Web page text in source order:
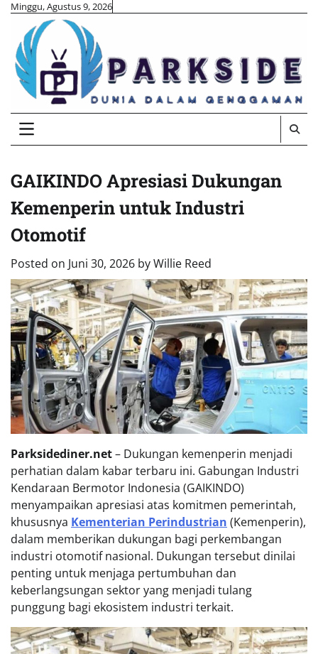
Skip
content
Minggu, Agustus 9, 2026
GAIKINDO Apresiasi Dukungan
Kemenperin untuk Industri
Otomotif
Posted on Juni 30, 2026 byWillie Reed
Parksidediner.net– Dukungan kemenperin menjadi
perhatian dalam kabar terbaru ini. Gabungan Industri
Kendaraan Bermotor Indonesia (GAIKINDO)
menyampaikan apresiasi atas komitmen pemerintah,
khususnya Kementerian Perindustrian (Kemenperin),
dalam memberikan dukungan bagi perkembangan
industri otomotif nasional. Dukungan tersebut dinilai
penting untuk menjaga pertumbuhan dan
keberlangsungan sektor yang menjadi tulang
punggung bagi ekosistem industri terkait.